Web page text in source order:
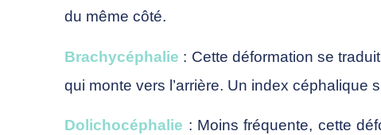
du même côté.
Brachycéphalie : Cette déformation se
qui monte vers l’arrière. Un index
Dolichocéphalie : Moins fréquente, cette